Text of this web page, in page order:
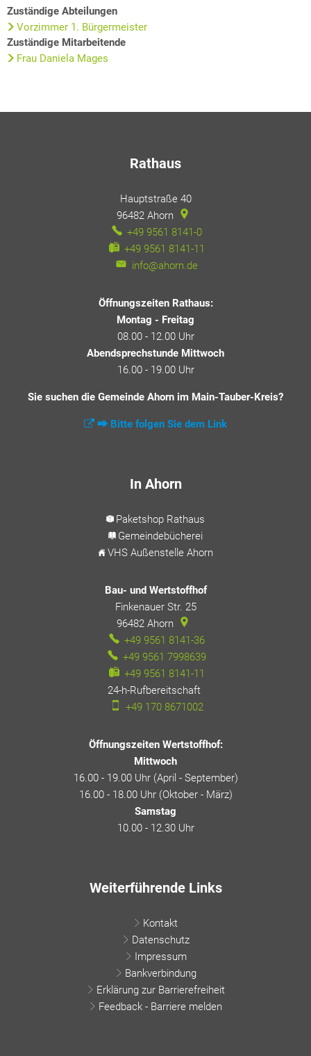
Zuständige Abteilungen
Vorzimmer 1. Bürgermeister
Zuständige Mitarbeitende
Frau Daniela Mages
Rathaus
Hauptstraße 40
96482 Ahorn
+49 9561 8141-0
+49 9561 8141-11
info@ahorn.de
Öffnungszeiten Rathaus:
Montag - Freitag
08.00 - 12.00 Uhr
Abendsprechstunde Mittwoch
16.00 - 19.00 Uhr
Sie suchen die Gemeinde Ahorn im Main-Tauber-Kreis?
⮕ Bitte folgen Sie dem Link
In Ahorn
Paketshop Rathaus
Gemeindebücherei
VHS Außenstelle Ahorn
Bau- und Wertstoffhof
Finkenauer Str. 25
96482 Ahorn
+49 9561 8141-36
+49 9561 7998639
+49 9561 8141-11
24-h-Rufbereitschaft
+49 170 8671002
Öffnungszeiten Wertstoffhof:
Mittwoch
16.00 - 19.00 Uhr (April - September)
16.00 - 18.00 Uhr (Oktober - März)
Samstag
10.00 - 12.30 Uhr
Weiterführende Links
Kontakt
Datenschutz
Impressum
Bankverbindung
Erklärung zur Barrierefreiheit
Feedback - Barriere melden